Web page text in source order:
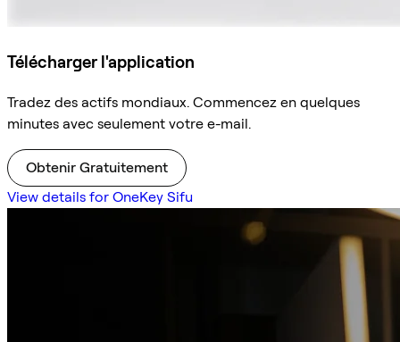
Télécharger l'application
Tradez des actifs mondiaux. Commencez en quelques
minutes avec seulement votre e-mail.
Obtenir Gratuitement
View details for OneKey Sifu